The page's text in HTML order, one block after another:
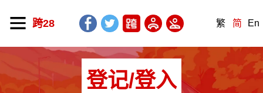
跨28 繁 简 En
登记/登入